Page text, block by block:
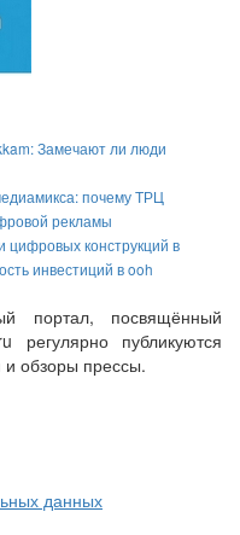
Замечают ли люди
почему ТРЦ
рекламы
цифровых конструкций в
инвестиций в ooh
портал, посвящённый
регулярно публикуются
и обзоры прессы.
данных